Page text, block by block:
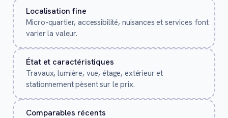
Localisation fine
Micro-quartier, accessibilité, nuisances et services font
varier la valeur.
État et caractéristiques
Travaux, lumière, vue, étage, extérieur et
stationnement pèsent sur le prix.
Comparables récents